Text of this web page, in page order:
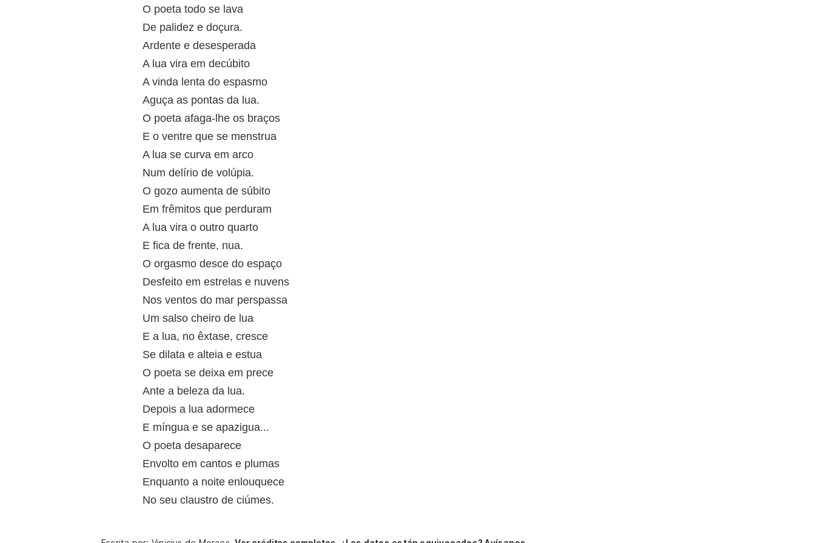
O poeta todo se lava
De palidez e doçura.
Ardente e desesperada
A lua vira em decúbito
A vinda lenta do espasmo
Aguça as pontas da lua.
O poeta afaga-lhe os braços
E o ventre que se menstrua
A lua se curva em arco
Num delírio de volúpia.
O gozo aumenta de súbito
Em frêmitos que perduram
A lua vira o outro quarto
E fica de frente, nua.
O orgasmo desce do espaço
Desfeito em estrelas e nuvens
Nos ventos do mar perspassa
Um salso cheiro de lua
E a lua, no êxtase, cresce
Se dilata e alteia e estua
O poeta se deixa em prece
Ante a beleza da lua.
Depois a lua adormece
E míngua e se apazigua...
O poeta desaparece
Envolto em cantos e plumas
Enquanto a noite enlouquece
No seu claustro de ciúmes.